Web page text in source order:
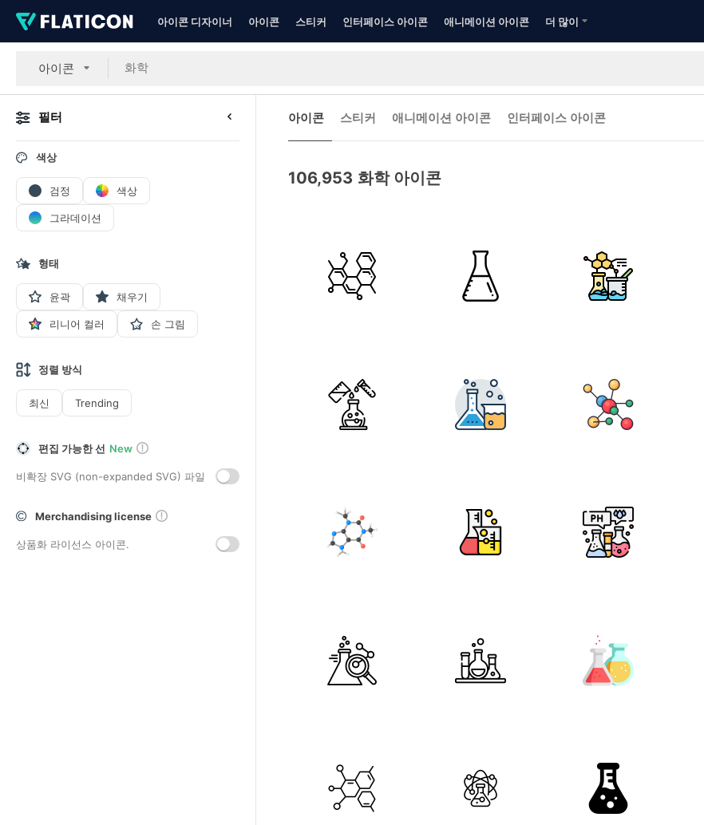
아이콘 디자이너 아이콘 스티커 인터페이스 아이콘 애니메이션 아이콘 더 많이
아이콘
필터
색상
검정 색상
그라데이션
형태
윤곽 채우기
리니어 컬러 손 그림
정렬 방식
최신 Trending
편집 가능한 선 New
비확장 SVG (non-expanded SVG) 파일
Merchandising license
상품화 라이선스 아이콘.
아이콘 스티커 애니메이션 아이콘 인터페이스 아이콘
106,953 화학 아이콘